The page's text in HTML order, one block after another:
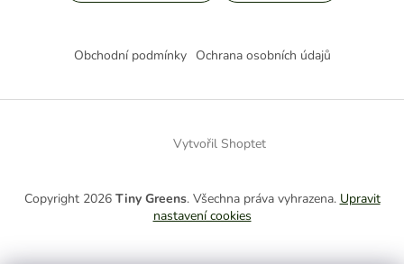
t
Obchodní podmínky Ochrana osobních údajů
Vytvořil Shoptet
Copyright 2026 Tiny Greens. Všechna práva vyhrazena. Upravit
nastavení cookies